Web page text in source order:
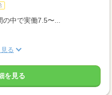
中で実働7.5〜...
る
を見る